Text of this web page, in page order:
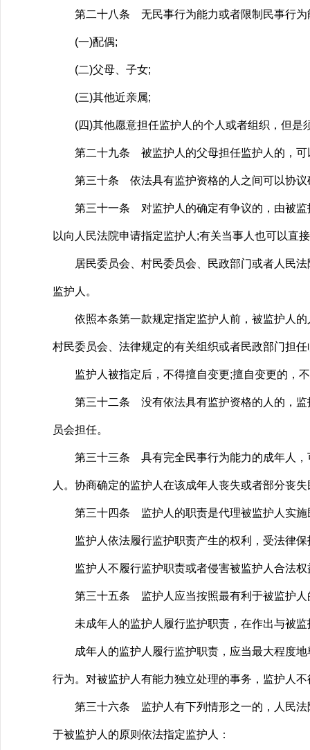
第二十八条 无民事行为能力或者限制民事行为
(一)配偶;
(二)父母、子女;
(三)其他近亲属;
(四)其他愿意担任监护人的个人或者组织，但是
第二十九条 被监护人的父母担任监护人的，可
第三十条 依法具有监护资格的人之间可以协议
第三十一条 对监护人的确定有争议的，由被监
以向人民法院申请指定监护人;有关当事人也可以直
居民委员会、村民委员会、民政部门或者人民法
监护人。
依照本条第一款规定指定监护人前，被监护人的
村民委员会、法律规定的有关组织或者民政部门担
监护人被指定后，不得擅自变更;擅自变更的，不
第三十二条 没有依法具有监护资格的人的，监
员会担任。
第三十三条 具有完全民事行为能力的成年人，
人。协商确定的监护人在该成年人丧失或者部分丧
第三十四条 监护人的职责是代理被监护人实施
监护人依法履行监护职责产生的权利，受法律保
监护人不履行监护职责或者侵害被监护人合法权
第三十五条 监护人应当按照最有利于被监护人
未成年人的监护人履行监护职责，在作出与被监
成年人的监护人履行监护职责，应当最大程度地
行为。对被监护人有能力独立处理的事务，监护人不
第三十六条 监护人有下列情形之一的，人民法
于被监护人的原则依法指定监护人：